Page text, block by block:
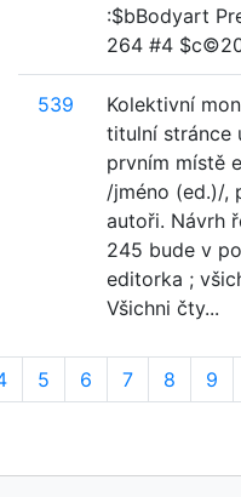
:$bBodyart
264 #4
539
Kolektivní
titulní stránce
prvním místě
/jméno (ed.)/,
autoři. Návrh
245 bude v
editorka ;
Všichni čty...
5 6 7 8 9